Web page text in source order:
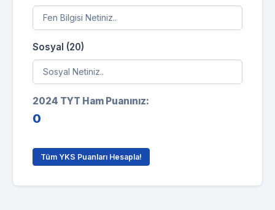
Sosyal (20)
2024 TYT Ham Puanınız:
0
Tüm YKS Puanları Hesapla!